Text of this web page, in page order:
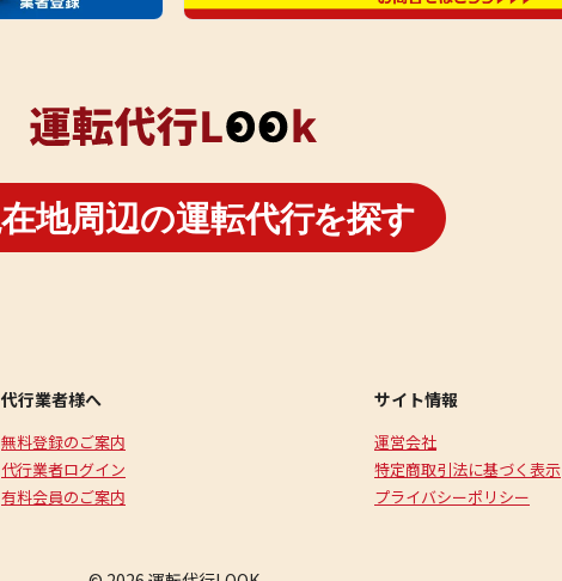
代行業者様へ
無料登録のご案内
代行業者ログイン
有料会員のご案内
サイト情報
運営会社
特定商取引法に基づく表示
プライバシーポリシー